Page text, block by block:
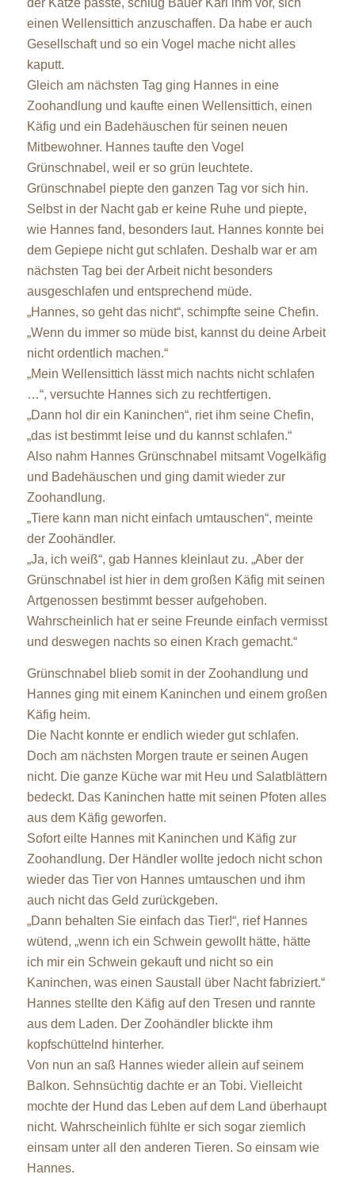
der Katze passte, schlug Bauer Karl ihm vor, sich
einen Wellensittich anzuschaffen. Da habe er auch
Gesellschaft und so ein Vogel mache nicht alles
kaputt.
Gleich am nächsten Tag ging Hannes in eine
Zoohandlung und kaufte einen Wellensittich, einen
Käfig und ein Badehäuschen für seinen neuen
Mitbewohner. Hannes taufte den Vogel
Grünschnabel, weil er so grün leuchtete.
Grünschnabel piepte den ganzen Tag vor sich hin.
Selbst in der Nacht gab er keine Ruhe und piepte,
wie Hannes fand, besonders laut. Hannes konnte bei
dem Gepiepe nicht gut schlafen. Deshalb war er am
nächsten Tag bei der Arbeit nicht besonders
ausgeschlafen und entsprechend müde.
„Hannes, so geht das nicht“, schimpfte seine Chefin.
„Wenn du immer so müde bist, kannst du deine Arbeit
nicht ordentlich machen.“
„Mein Wellensittich lässt mich nachts nicht schlafen
…“, versuchte Hannes sich zu rechtfertigen.
„Dann hol dir ein Kaninchen“, riet ihm seine Chefin,
„das ist bestimmt leise und du kannst schlafen.“
Also nahm Hannes Grünschnabel mitsamt Vogelkäfig
und Badehäuschen und ging damit wieder zur
Zoohandlung.
„Tiere kann man nicht einfach umtauschen“, meinte
der Zoohändler.
„Ja, ich weiß“, gab Hannes kleinlaut zu. „Aber der
Grünschnabel ist hier in dem großen Käfig mit seinen
Artgenossen bestimmt besser aufgehoben.
Wahrscheinlich hat er seine Freunde einfach vermisst
und deswegen nachts so einen Krach gemacht.“
Grünschnabel blieb somit in der Zoohandlung und
Hannes ging mit einem Kaninchen und einem großen
Käfig heim.
Die Nacht konnte er endlich wieder gut schlafen.
Doch am nächsten Morgen traute er seinen Augen
nicht. Die ganze Küche war mit Heu und Salatblättern
bedeckt. Das Kaninchen hatte mit seinen Pfoten alles
aus dem Käfig geworfen.
Sofort eilte Hannes mit Kaninchen und Käfig zur
Zoohandlung. Der Händler wollte jedoch nicht schon
wieder das Tier von Hannes umtauschen und ihm
auch nicht das Geld zurückgeben.
„Dann behalten Sie einfach das Tier!“, rief Hannes
wütend, „wenn ich ein Schwein gewollt hätte, hätte
ich mir ein Schwein gekauft und nicht so ein
Kaninchen, was einen Saustall über Nacht fabriziert.“
Hannes stellte den Käfig auf den Tresen und rannte
aus dem Laden. Der Zoohändler blickte ihm
kopfschüttelnd hinterher.
Von nun an saß Hannes wieder allein auf seinem
Balkon. Sehnsüchtig dachte er an Tobi. Vielleicht
mochte der Hund das Leben auf dem Land überhaupt
nicht. Wahrscheinlich fühlte er sich sogar ziemlich
einsam unter all den anderen Tieren. So einsam wie
Hannes.